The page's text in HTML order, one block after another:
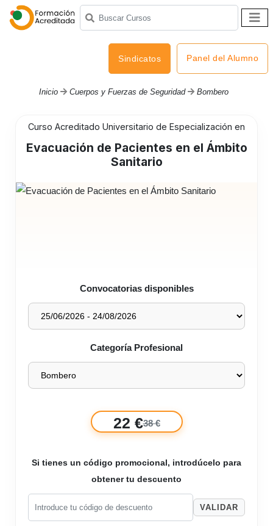
Sindicatos Panel del Alumno
Inicio Cuerpos y Fuerzas de Seguridad Bombero
Curso Acreditado Universitario de Especialización en
Evacuación de Pacientes en el Ámbito
Sanitario
Convocatorias disponibles
Categoría Profesional
22 €38 €
Si tienes un código promocional, introdúcelo para
obtener tu descuento
VALIDAR